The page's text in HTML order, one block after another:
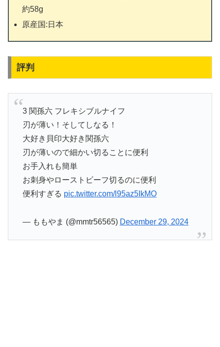
約58g
原産国:日本
評判
3 関孫六 フレキシブルナイフ
刃が薄い！そしてしなる！
大好き貝印大好き関孫六
刃が薄いので細かい切ることに便利
お手入れも簡単
お刺身やローストビーフ切るのに便利
便利すぎる pic.twitter.com/l95az5IkMO
— ももやま (@mmtr56565) December 29, 2024